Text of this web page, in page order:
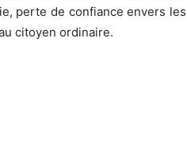
perte de confiance envers les
citoyen ordinaire.